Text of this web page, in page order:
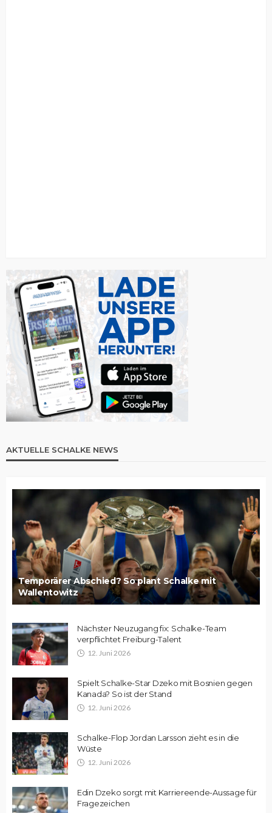
AKTUELLE SCHALKE NEWS
Temporärer Abschied? So plant Schalke mit
Wallentowitz
Nächster Neuzugang fix: Schalke-Team
verpflichtet Freiburg-Talent
12. Juni 2026
Spielt Schalke-Star Dzeko mit Bosnien gegen
Kanada? So ist der Stand
12. Juni 2026
Schalke-Flop Jordan Larsson zieht es in die
Wüste
12. Juni 2026
Edin Dzeko sorgt mit Karriereende-Aussage für
Fragezeichen